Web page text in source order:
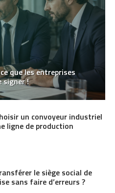
que les entreprises
signer !
un convoyeur industriel
ligne de production
le siège social de
sans faire d’erreurs ?